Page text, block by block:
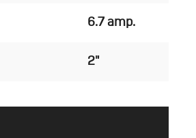
6.7 amp.
2"